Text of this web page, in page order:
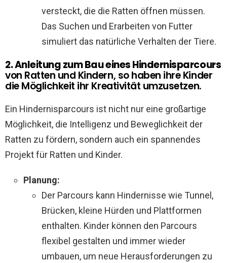
versteckt, die die Ratten öffnen müssen.
Das Suchen und Erarbeiten von Futter
simuliert das natürliche Verhalten der Tiere.
2. Anleitung zum Bau eines Hindernisparcours
von Ratten und Kindern, so haben ihre Kinder
die Möglichkeit ihr Kreativität umzusetzen.
Ein Hindernisparcours ist nicht nur eine großartige
Möglichkeit, die Intelligenz und Beweglichkeit der
Ratten zu fördern, sondern auch ein spannendes
Projekt für Ratten und Kinder.
Planung:
Der Parcours kann Hindernisse wie Tunnel,
Brücken, kleine Hürden und Plattformen
enthalten. Kinder können den Parcours
flexibel gestalten und immer wieder
umbauen, um neue Herausforderungen zu